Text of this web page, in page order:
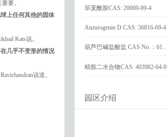
要。
上任何其他的固体
Kats说。
几乎不变形的情况
说道。
荜茇酰胺CAS: 20069-09-4
Anzurogenin D CAS: 56816-69-4
精胺二水合物CAS: 403982-64-9
园区介绍